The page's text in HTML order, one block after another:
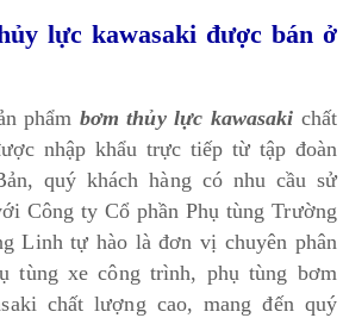
lực kawasaki được bán ở
phẩm bơm thủy lực kawasaki chất
nhập khẩu trực tiếp từ tập đoàn
quý khách hàng có nhu cầu sử
Công ty Cổ phần Phụ tùng Trường
Linh tự hào là đơn vị chuyên phân
tùng xe công trình, phụ tùng bơm
chất lượng cao, mang đến quý